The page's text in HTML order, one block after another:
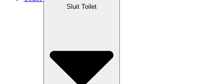
Sluit Toilet